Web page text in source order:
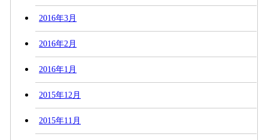
2016年3月
2016年2月
2016年1月
2015年12月
2015年11月